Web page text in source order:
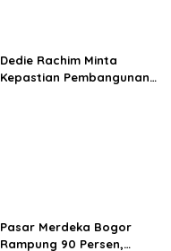
Dedie Rachim Minta
Kepastian Pembangunan
Pasar Merdeka Bogor
Rampung 90 Persen,